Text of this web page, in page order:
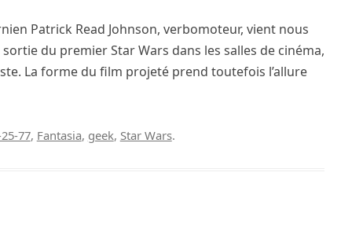
Patrick Read Johnson, verbomoteur, vient nous
du premier Star Wars dans les salles de cinéma,
La forme du film projeté prend toutefois l’allure
77, Fantasia, geek, Star Wars.